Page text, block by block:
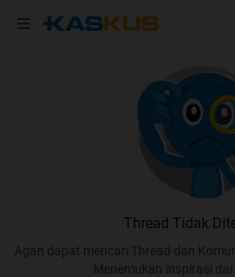
Thread Tidak
Agan dapat mencari Thread dan
Menemukan inspirasi